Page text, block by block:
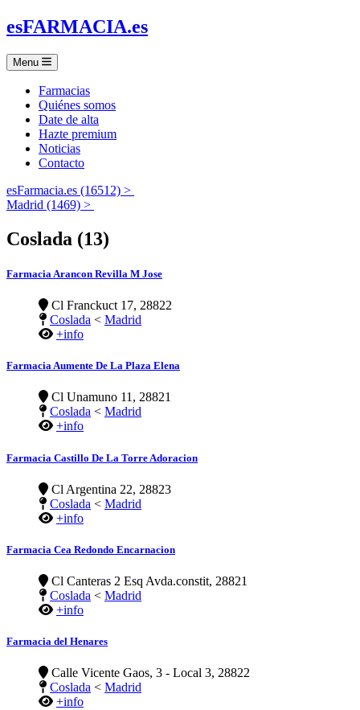
esFARMACIA.es
Menu
Farmacias
Quiénes somos
Date de alta
Hazte premium
Noticias
Contacto
esFarmacia.es (16512) >
Madrid (1469) >
Coslada (13)
Farmacia Arancon Revilla M Jose
Cl Franckuct 17, 28822
Coslada < Madrid
+info
Farmacia Aumente De La Plaza Elena
Cl Unamuno 11, 28821
Coslada < Madrid
+info
Farmacia Castillo De La Torre Adoracion
Cl Argentina 22, 28823
Coslada < Madrid
+info
Farmacia Cea Redondo Encarnacion
Cl Canteras 2 Esq Avda.constit, 28821
Coslada < Madrid
+info
Farmacia del Henares
Calle Vicente Gaos, 3 - Local 3, 28822
Coslada < Madrid
+info